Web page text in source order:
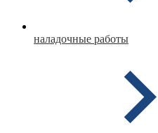
наладочные работы